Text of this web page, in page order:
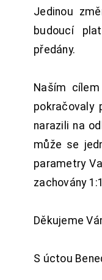
Jedinou
budoucí
předány.
Naším
pokračovaly
narazili na
může se
parametry
zachovány
Děkujeme
S úctou